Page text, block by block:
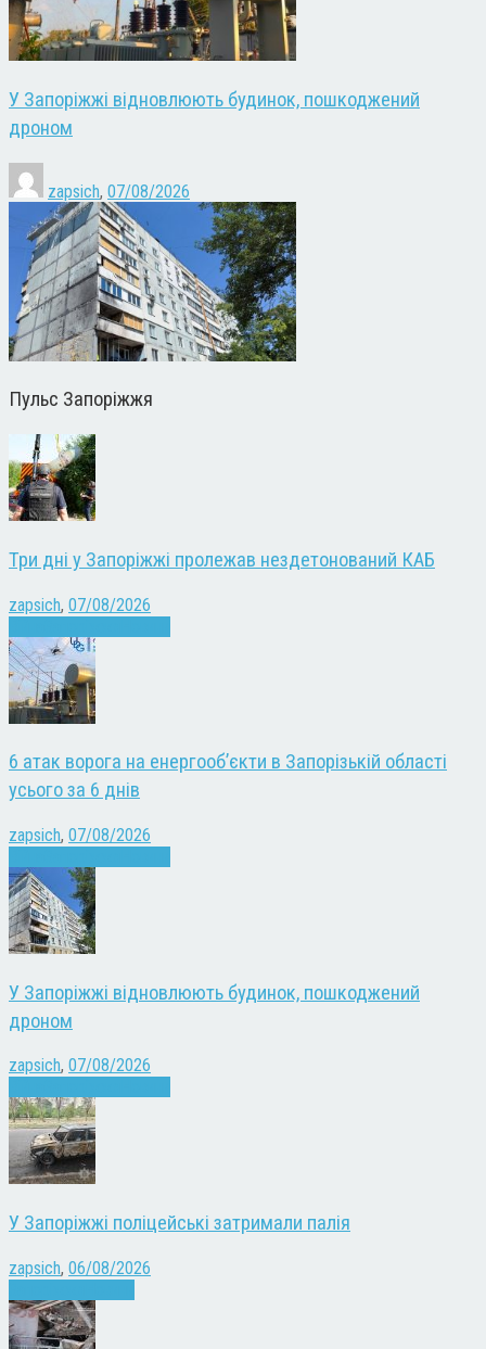
У Запоріжжі відновлюють будинок, пошкоджений
дроном
zapsich, 07/08/2026
Пульс Запоріжжя
Три дні у Запоріжжі пролежав нездетонований КАБ
zapsich, 07/08/2026
6 атак ворога на енергооб’єкти в Запорізькій області
усього за 6 днів
zapsich, 07/08/2026
У Запоріжжі відновлюють будинок, пошкоджений
дроном
zapsich, 07/08/2026
У Запоріжжі поліцейські затримали палія
zapsich, 06/08/2026